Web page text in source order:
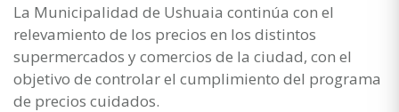
La Municipalidad de Ushuaia continúa con el
relevamiento de los precios en los distintos
supermercados y comercios de la ciudad, con el
objetivo de controlar el cumplimiento del programa
de precios cuidados.